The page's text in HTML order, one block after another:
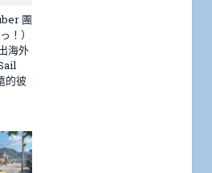
團
！）
海外
的彼